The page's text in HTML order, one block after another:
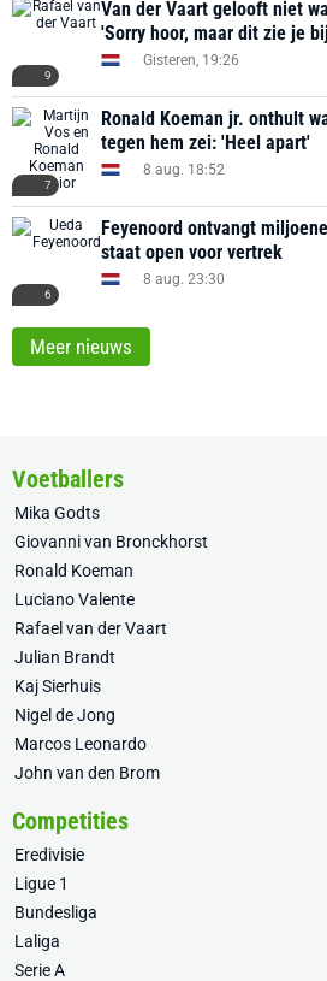
9
Van der Vaart gelooft niet
'Sorry hoor, maar dit zie je
Gisteren, 19:26
7
Ronald Koeman jr. onthult
tegen hem zei: 'Heel apart'
8 aug. 18:52
6
Feyenoord ontvangt
staat open voor vertrek
8 aug. 23:30
Meer nieuws
Voetballers
Mika Godts
Giovanni van Bronckhorst
Ronald Koeman
Luciano Valente
Rafael van der Vaart
Julian Brandt
Kaj Sierhuis
Nigel de Jong
Marcos Leonardo
John van den Brom
Competities
Eredivisie
Ligue 1
Bundesliga
Laliga
Serie A